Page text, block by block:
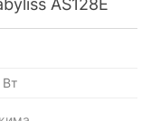
AS128E